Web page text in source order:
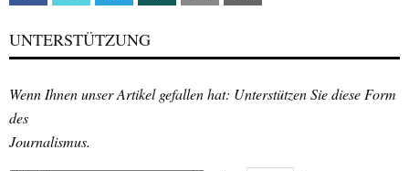
UNTERSTÜTZUNG
Wenn Ihnen unser Artikel gefallen hat: Unterstützen Sie diese Form
des
Journalismus.